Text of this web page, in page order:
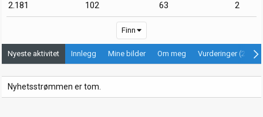
2.181 102 63 2
Finn
Nyeste aktivitet Innlegg Mine bilder Om meg Vurderinger (2)
Nyhetsstrømmen er tom.